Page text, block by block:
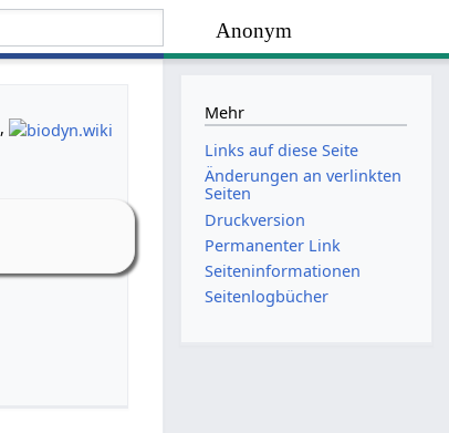
Anonym
,
Mehr
Links auf diese Seite
Änderungen an verlinkten
Seiten
Druckversion
Permanenter Link
Seiten­­informationen
Seitenlogbücher